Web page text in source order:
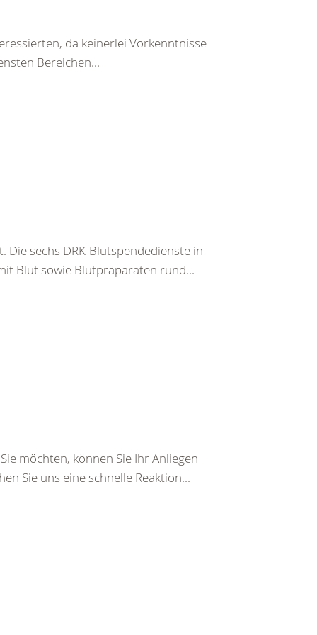
da keinerlei Vorkenntnisse
Bereichen...
sechs DRK-Blutspendedienste in
Blut sowie Blutpräparaten rund...
möchten, können Sie Ihr Anliegen
Sie uns eine schnelle Reaktion...